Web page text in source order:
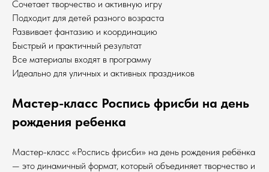
Сочетает творчество и активную игру
Подходит для детей разного возраста
Развивает фантазию и координацию
Быстрый и практичный результат
Все материалы входят в программу
Идеально для уличных и активных праздников
Мастер-класс Роспись фрисби на день
рождения ребенка
Мастер-класс «Роспись фрисби» на день рождения ребёнка
— это динамичный формат, который объединяет творчество и